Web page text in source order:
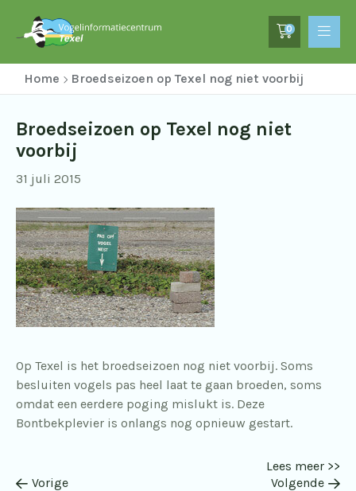
0
Home Broedseizoen op Texel nog niet voorbij
Broedseizoen op Texel nog niet
voorbij
31 juli 2015
Op Texel is het broedseizoen nog niet voorbij. Soms
besluiten vogels pas heel laat te gaan broeden, soms
omdat een eerdere poging mislukt is. Deze
Bontbekplevier is onlangs nog opnieuw gestart.
Lees meer >>
Vorige
Volgende